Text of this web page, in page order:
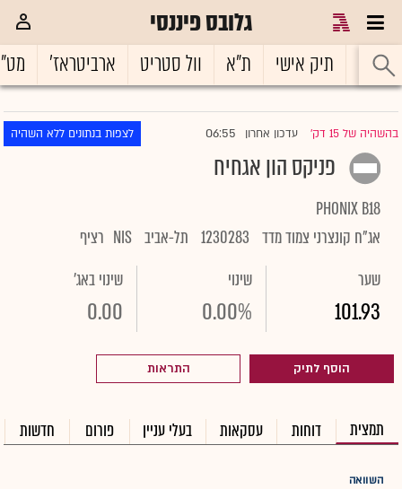
גלובס פיננסי
ראשי תיק אישי ת"א וול סטריט ארביטראז'
בהשהיה של 15 דק' |עדכון אחרון 06:55 לצפות בנתונים ללא השהיה
פניקס הון אגחיח
PHONIX B18
אג"ח קונצרני צמוד מדד 1230283 תל-אביב NIS רציף
שער
101.93
שינוי
0.00%
שינוי באג'
0.00
הוסף לתיק התראות
תמצית דוחות עסקאות בעלי עניין פורום חדשות
השוואה